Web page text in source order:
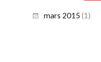
mars 2015 (1)